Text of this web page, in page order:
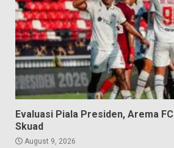
Evaluasi Piala Presiden, Arema
Skuad
August 9, 2026